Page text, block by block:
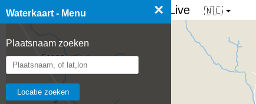
Waterkaart - Menu ×
Plaatsnaam zoeken
☰ Waterkaart van Nederland - Live 🇳🇱